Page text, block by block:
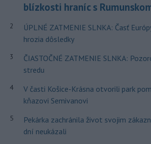
blízkosti hraníc s
2
ÚPLNÉ ZATMENIE SLNKA: Časť
hrozia dôsledky
3
ČIASTOČNÉ ZATMENIE SLNKA:
stredu
4
V časti Košice-Krásna otvorili park
kňazovi Semivanovi
5
Pekárka zachránila život svojim
dní neukázali